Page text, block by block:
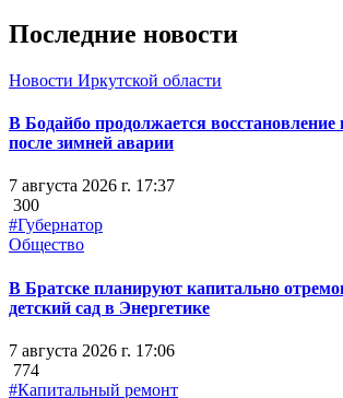
Последние новости
Новости Иркутской области
В Бодайбо продолжается
после зимней аварии
7 августа 2026 г. 17:37
300
#Губернатор
Общество
В Братске планируют капитально
детский сад в Энергетике
7 августа 2026 г. 17:06
774
#Капитальный ремонт